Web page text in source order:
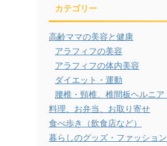
カテゴリー
高齢ママの美容と健康
アラフィフの美容
アラフィフの体内美容
ダイエット・運動
腰椎・頸椎、椎間板ヘルニア
料理、お弁当、お取り寄せ
食べ歩き（飲食店など）
暮らしのグッズ・ファッション